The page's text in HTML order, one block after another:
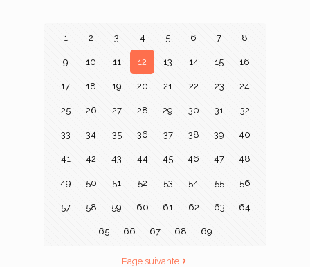
1 2 3 4 5 6 7 8
9 10 11 12 13 14 15 16
17 18 19 20 21 22 23 24
25 26 27 28 29 30 31 32
33 34 35 36 37 38 39 40
41 42 43 44 45 46 47 48
49 50 51 52 53 54 55 56
57 58 59 60 61 62 63 64
65 66 67 68 69
Page suivante